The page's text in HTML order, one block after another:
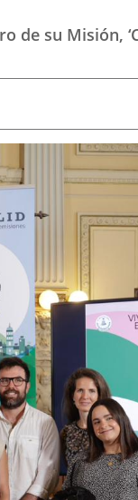
su Misión,